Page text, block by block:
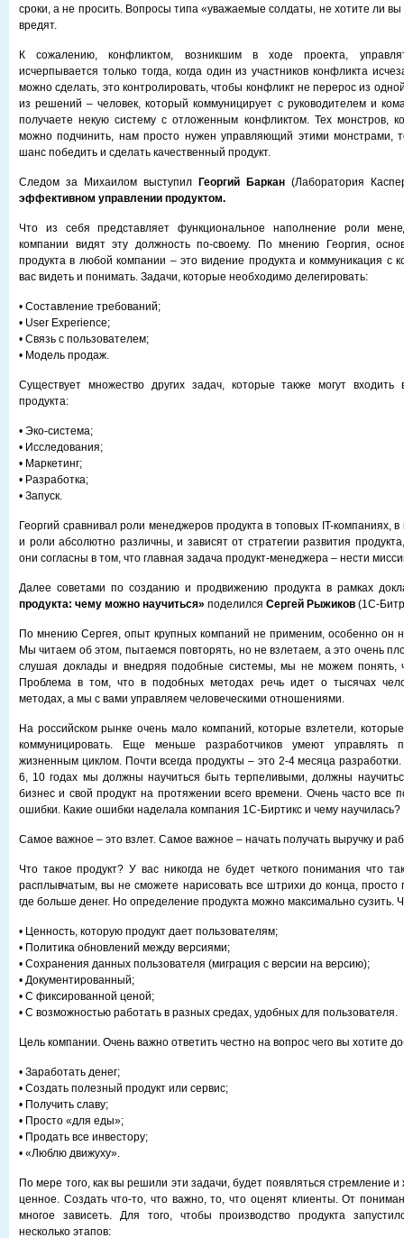
сроки, а не просить. Вопросы типа «уважаемые солдаты, не хотите ли вы
вредят.
К сожалению, конфликтом, возникшим в ходе проекта,
исчерпывается только тогда, когда один из участников конфликта
можно сделать, это контролировать, чтобы конфликт не перерос из
из решений – человек, который коммуницирует с руководителем и
получаете некую систему с отложенным конфликтом. Тех монстров,
можно подчинить, нам просто нужен управляющий этими монстрами,
шанс победить и сделать качественный продукт.
Следом за Михаилом выступил Георгий Баркан (Лаборатория
эффективном управлении продуктом.
Что из себя представляет функциональное наполнение роли
компании видят эту должность по-своему. По мнению Георгия,
продукта в любой компании – это видение продукта и коммуникация с
вас видеть и понимать. Задачи, которые необходимо делегировать:
• Составление требований;
• User Experience;
• Связь с пользователем;
• Модель продаж.
Существует множество других задач, которые также могут
продукта:
• Эко-система;
• Исследования;
• Маркетинг;
• Разработка;
• Запуск.
Георгий сравнивал роли менеджеров продукта в топовых IT-компаниях,
и роли абсолютно различны, и зависят от стратегии развития
они согласны в том, что главная задача продукт-менеджера – нести
Далее советами по созданию и продвижению продукта в рамках
продукта: чему можно научиться» поделился Сергей Рыжиков (1С-
По мнению Сергея, опыт крупных компаний не применим, особенно он
Мы читаем об этом, пытаемся повторять, но не взлетаем, а это очень
слушая доклады и внедряя подобные системы, мы не можем понять,
Проблема в том, что в подобных методах речь идет о тысячах
методах, а мы с вами управляем человеческими отношениями.
На российском рынке очень мало компаний, которые взлетели,
коммуницировать. Еще меньше разработчиков умеют управлять
жизненным циклом. Почти всегда продукты – это 2-4 месяца
6, 10 годах мы должны научиться быть терпеливыми, должны
бизнес и свой продукт на протяжении всего времени. Очень часто все
ошибки. Какие ошибки наделала компания 1С-Биртикс и чему научилась?
Самое важное – это взлет. Самое важное – начать получать выручку и
Что такое продукт? У вас никогда не будет четкого понимания что
расплывчатым, вы не сможете нарисовать все штрихи до конца, просто
где больше денег. Но определение продукта можно максимально сузить.
• Ценность, которую продукт дает пользователям;
• Политика обновлений между версиями;
• Сохранения данных пользователя (миграция с версии на версию);
• Документированный;
• С фиксированной ценой;
• С возможностью работать в разных средах, удобных для пользователя.
Цель компании. Очень важно ответить честно на вопрос чего вы хотите
• Заработать денег;
• Создать полезный продукт или сервис;
• Получить славу;
• Просто «для еды»;
• Продать все инвестору;
• «Люблю движуху».
По мере того, как вы решили эти задачи, будет появляться стремление
ценное. Создать что-то, что важно, то, что оценят клиенты. От
многое зависеть. Для того, чтобы производство продукта
несколько этапов: